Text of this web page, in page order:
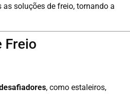
soluções de freio, tornando a
Freio
, como estaleiros,